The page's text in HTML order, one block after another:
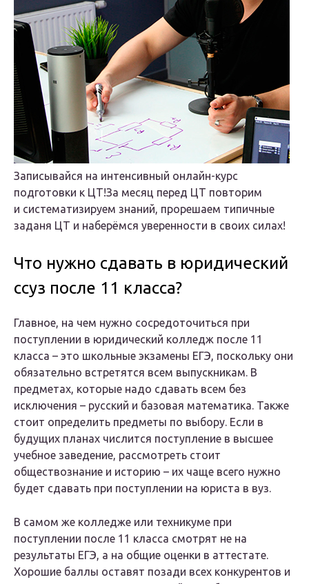
Записывайся на интенсивный онлайн-курс
подготовки к ЦТ!За месяц перед ЦТ повторим
и систематизируем знаний, прорешаем типичные
заданя ЦТ и наберёмся уверенности в своих силах!
Что нужно сдавать в юридический
ссуз после 11 класса?
Главное, на чем нужно сосредоточиться при
поступлении в юридический колледж после 11
класса – это школьные экзамены ЕГЭ, поскольку они
обязательно встретятся всем выпускникам. В
предметах, которые надо сдавать всем без
исключения – русский и базовая математика. Также
стоит определить предметы по выбору. Если в
будущих планах числится поступление в высшее
учебное заведение, рассмотреть стоит
обществознание и историю – их чаще всего нужно
будет сдавать при поступлении на юриста в вуз.
В самом же колледже или техникуме при
поступлении после 11 класса смотрят не на
результаты ЕГЭ, а на общие оценки в аттестате.
Хорошие баллы оставят позади всех конкурентов и